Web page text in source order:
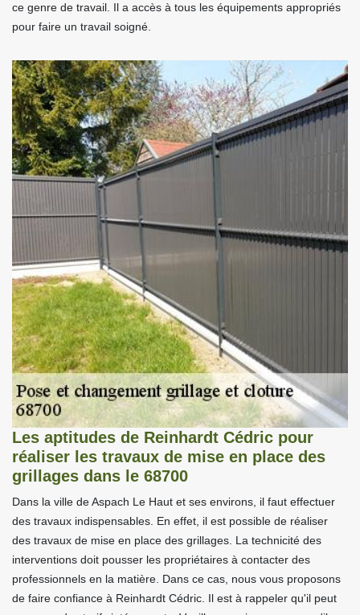
ce genre de travail. Il a accès à tous les équipements appropriés
pour faire un travail soigné.
Les aptitudes de Reinhardt Cédric pour
réaliser les travaux de mise en place des
grillages dans le 68700
Dans la ville de Aspach Le Haut et ses environs, il faut effectuer
des travaux indispensables. En effet, il est possible de réaliser
des travaux de mise en place des grillages. La technicité des
interventions doit pousser les propriétaires à contacter des
professionnels en la matière. Dans ce cas, nous vous proposons
de faire confiance à Reinhardt Cédric. Il est à rappeler qu'il peut